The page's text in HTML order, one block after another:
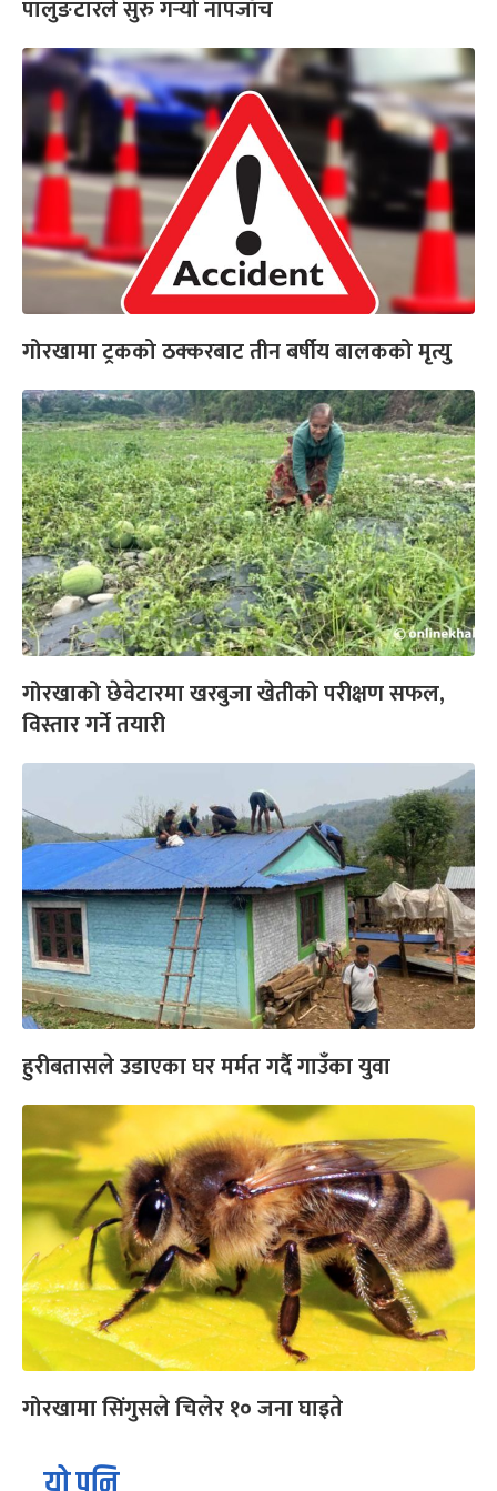
पालुङटारले सुरु गर्‍यो नापजाँच
गोरखामा ट्रकको ठक्करबाट तीन बर्षीय बालकको मृत्यु
गोरखाको छेवेटारमा खरबुजा खेतीको परीक्षण सफल,
विस्तार गर्ने तयारी
हुरीबतासले उडाएका घर मर्मत गर्दै गाउँका युवा
गोरखामा सिंगुसले चिलेर १० जना घाइते